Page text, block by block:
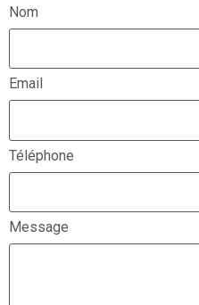
Nom
Email
Téléphone
Message